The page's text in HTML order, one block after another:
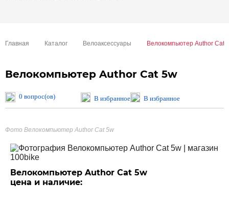
Главная Каталог Велоаксессуары Велокомпьютер Author Cat
Велокомпьютер Author Cat 5w
0 вопрос(ов) В избранное В избранное
Фото Велокомпьютер Author Cat 5w
Велокомпьютер Author Cat 5w
цена и наличие: